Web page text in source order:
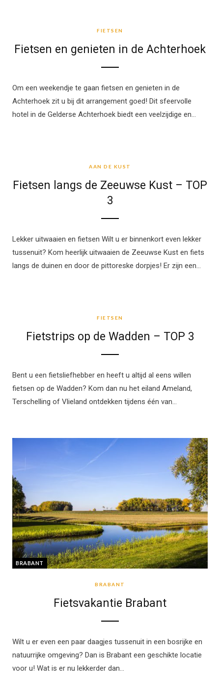
FIETSEN
Fietsen en genieten in de Achterhoek
Om een weekendje te gaan fietsen en genieten in de
Achterhoek zit u bij dit arrangement goed! Dit sfeervolle
hotel in de Gelderse Achterhoek biedt een veelzijdige en…
AAN DE KUST
Fietsen langs de Zeeuwse Kust – TOP
3
Lekker uitwaaien en fietsen Wilt u er binnenkort even lekker
tussenuit? Kom heerlijk uitwaaien de Zeeuwse Kust en fiets
langs de duinen en door de pittoreske dorpjes! Er zijn een…
FIETSEN
Fietstrips op de Wadden – TOP 3
Bent u een fietsliefhebber en heeft u altijd al eens willen
fietsen op de Wadden? Kom dan nu het eiland Ameland,
Terschelling of Vlieland ontdekken tijdens één van…
BRABANT
BRABANT
Fietsvakantie Brabant
Wilt u er even een paar daagjes tussenuit in een bosrijke en
natuurrijke omgeving? Dan is Brabant een geschikte locatie
voor u! Wat is er nu lekkerder dan…